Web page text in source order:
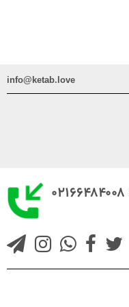
info@ketab.love
۰۲۱۶۶۴۸۴۰۰۸